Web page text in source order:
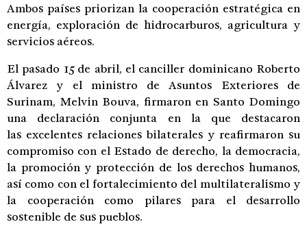
Ambos países priorizan la cooperación estratégica en
energía, exploración de hidrocarburos, agricultura y
servicios aéreos.
El pasado 15 de abril, el canciller dominicano Roberto
Álvarez y el ministro de Asuntos Exteriores de
Surinam, Melvin Bouva, firmaron en Santo Domingo
una declaración conjunta en la que destacaron
las excelentes relaciones bilaterales y reafirmaron su
compromiso con el Estado de derecho, la democracia,
la promoción y protección de los derechos humanos,
así como con el fortalecimiento del multilateralismo y
la cooperación como pilares para el desarrollo
sostenible de sus pueblos.